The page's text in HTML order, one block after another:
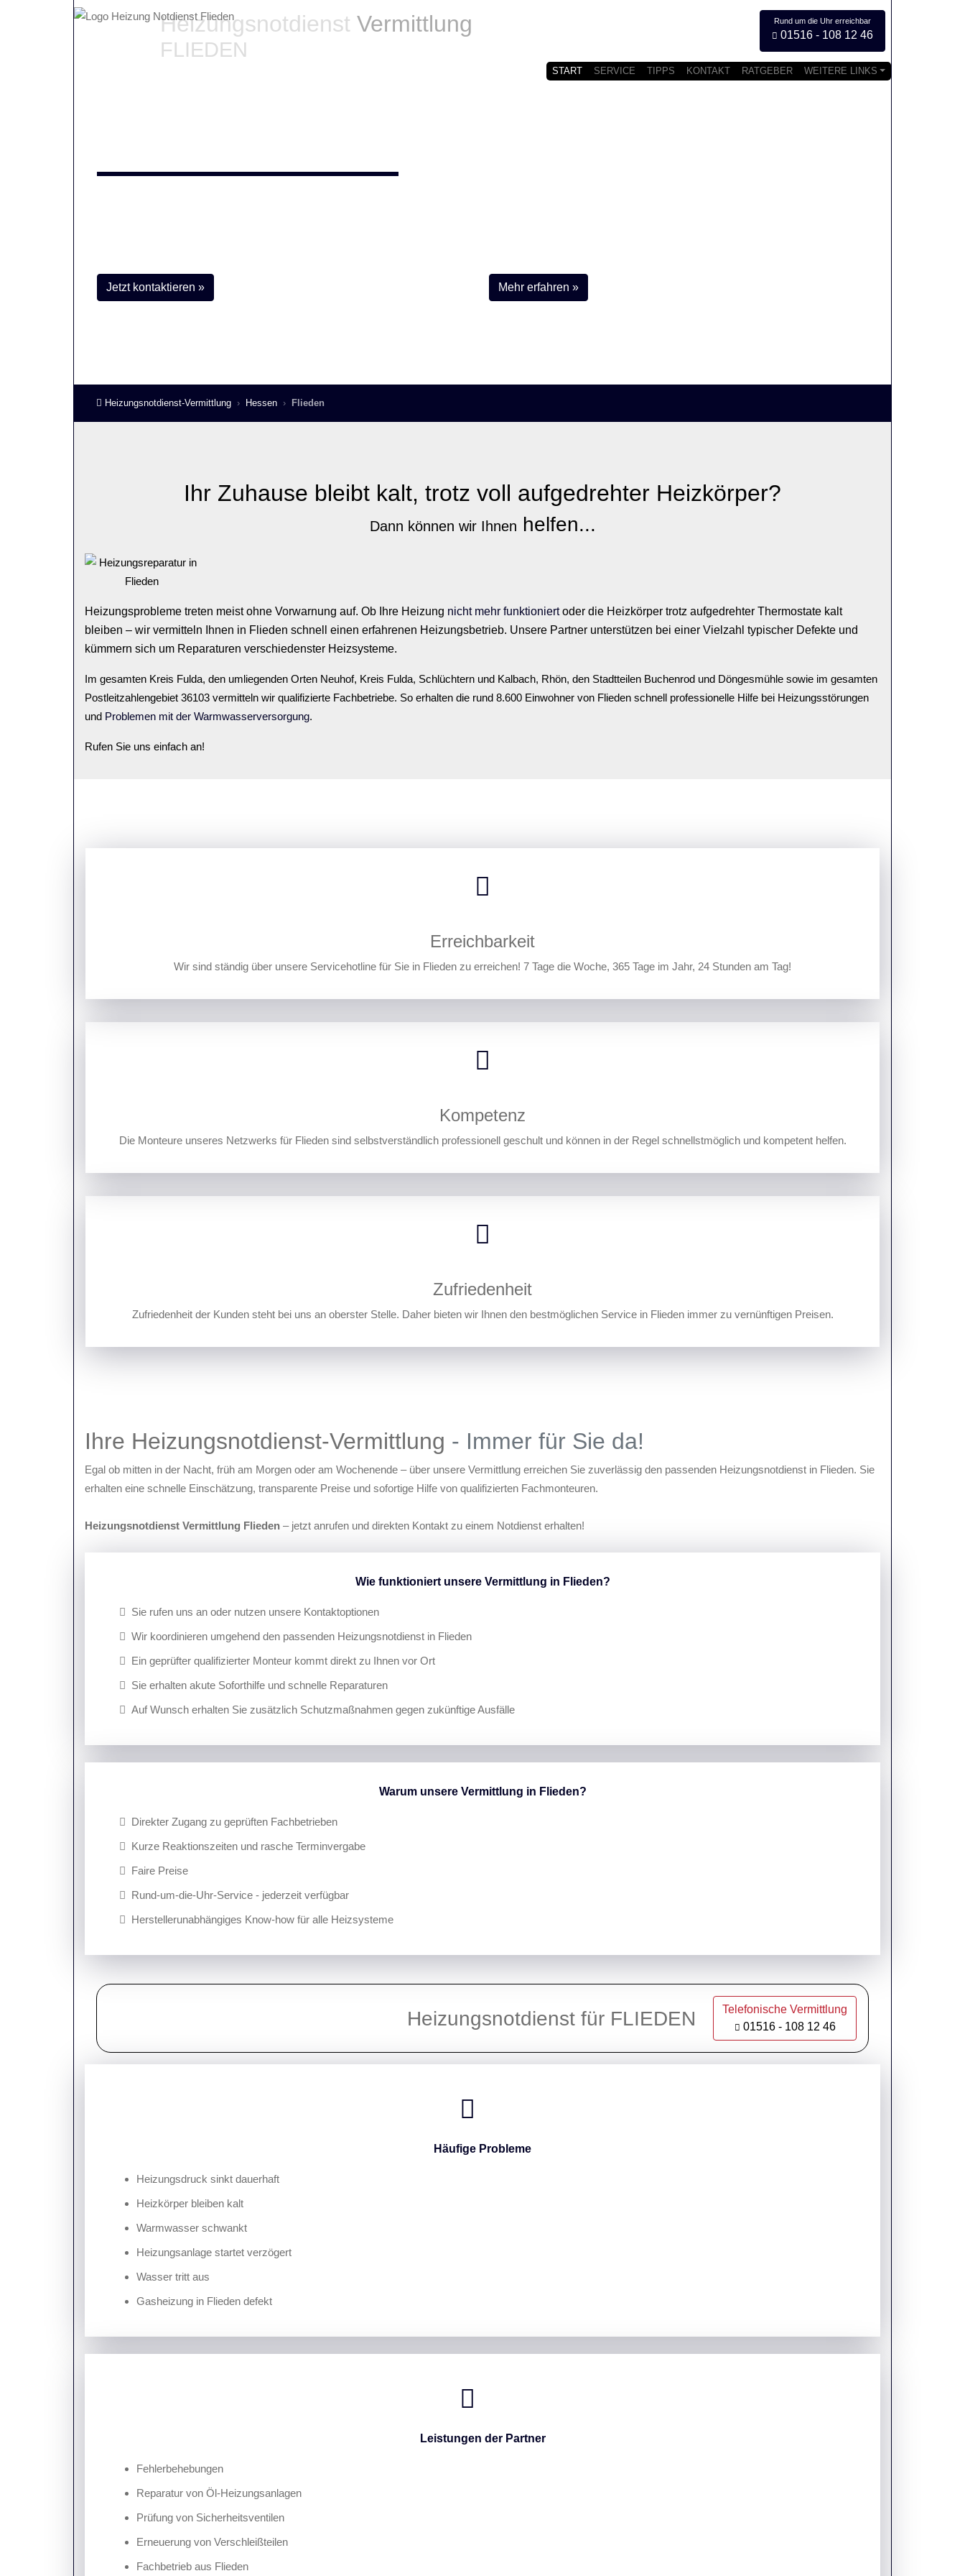
Heizungsnotdienst Vermittlung
FLIEDEN
Rund um die Uhr erreichbar
01516 - 108 12 46
START SERVICE TIPPS KONTAKT RATGEBER WEITERE LINKS
Jetzt kontaktieren » Mehr erfahren »
Heizungsnotdienst-Vermittlung Hessen Flieden
Ihr Zuhause bleibt kalt, trotz voll aufgedrehter Heizkörper?
Dann können wir Ihnen helfen...
Heizungsprobleme treten meist ohne Vorwarnung auf. Ob Ihre Heizung nicht mehr funktioniertoder die Heizkörper trotz aufgedrehter Thermostate kalt
bleiben – wir vermitteln Ihnen in Flieden schnell einen erfahrenen Heizungsbetrieb. Unsere Partner unterstützen bei einer Vielzahl typischer Defekte und
kümmern sich um Reparaturen verschiedenster Heizsysteme.
Im gesamten Kreis Fulda, den umliegenden Orten Neuhof, Kreis Fulda, Schlüchtern und Kalbach, Rhön, den Stadtteilen Buchenrod und Döngesmühle sowie im gesamten
Postleitzahlengebiet 36103 vermitteln wir qualifizierte Fachbetriebe. So erhalten die rund 8.600 Einwohner von Flieden schnell professionelle Hilfe bei Heizungsstörungen
und Problemen mit der Warmwasserversorgung.
Rufen Sie uns einfach an!
Erreichbarkeit
Wir sind ständig über unsere Servicehotline für Sie in Flieden zu erreichen! 7 Tage die Woche, 365 Tage im Jahr, 24 Stunden am Tag!
Kompetenz
Die Monteure unseres Netzwerks für Flieden sind selbstverständlich professionell geschult und können in der Regel schnellstmöglich und kompetent helfen.
Zufriedenheit
Zufriedenheit der Kunden steht bei uns an oberster Stelle. Daher bieten wir Ihnen den bestmöglichen Service in Flieden immer zu vernünftigen Preisen.
Ihre Heizungsnotdienst-Vermittlung - Immer für Sie da!
Egal ob mitten in der Nacht, früh am Morgen oder am Wochenende – über unsere Vermittlung erreichen Sie zuverlässig den passenden Heizungsnotdienst in Flieden. Sie
erhalten eine schnelle Einschätzung, transparente Preise und sofortige Hilfe von qualifizierten Fachmonteuren.
Heizungsnotdienst Vermittlung Flieden – jetzt anrufen und direkten Kontakt zu einem Notdienst erhalten!
Wie funktioniert unsere Vermittlung in Flieden?
Sie rufen uns an oder nutzen unsere Kontaktoptionen
Wir koordinieren umgehend den passenden Heizungsnotdienst in Flieden
Ein geprüfter qualifizierter Monteur kommt direkt zu Ihnen vor Ort
Sie erhalten akute Soforthilfe und schnelle Reparaturen
Auf Wunsch erhalten Sie zusätzlich Schutzmaßnahmen gegen zukünftige Ausfälle
Warum unsere Vermittlung in Flieden?
Direkter Zugang zu geprüften Fachbetrieben
Kurze Reaktionszeiten und rasche Terminvergabe
Faire Preise
Rund-um-die-Uhr-Service - jederzeit verfügbar
Herstellerunabhängiges Know-how für alle Heizsysteme
Heizungsnotdienst für FLIEDEN
Telefonische Vermittlung
01516 - 108 12 46
Häufige Probleme
Heizungsdruck sinkt dauerhaft
Heizkörper bleiben kalt
Warmwasser schwankt
Heizungsanlage startet verzögert
Wasser tritt aus
Gasheizung in Flieden defekt
Leistungen der Partner
Fehlerbehebungen
Reparatur von Öl-Heizungsanlagen
Prüfung von Sicherheitsventilen
Erneuerung von Verschleißteilen
Fachbetrieb aus Flieden